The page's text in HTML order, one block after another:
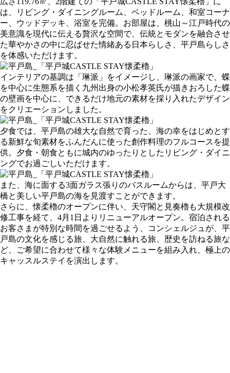
は、リビング・ダイニングルーム、ベッドルーム、和室コーナ
ー、ウッドデッキ、浴室を完備。お部屋は、桃山～江戸時代の
美意識を現代に伝える贅沢な空間で、伝統とモダンを融合させ
た華やかさの中に忍ばせた情緒ある日本らしさ、平戸島らしさ
を体感いただけます。
インテリアの基調は「琳派」をイメージし、琳派の画家で、蝶
を中心に生態系を描く九州出身の小松孝英氏が描きおろした蝶
の壁画を中心に、できるだけ地元の素材を採り入れたデザイン
をクリエーションしました。
夕食では、平戸島の雄大な自然で育った、海の幸をはじめとす
る新鮮な旬素材をふんだんに使った創作料理のフルコースを提
供。夕食・朝食ともに城内のゆったりとしたリビング・ダイニ
ングでお過ごしいただけます。
また、海に面する3面ガラス張りのバスルームからは、平戸大
橋と美しい平戸島の海を見渡すことができます。
さらに、懐柔櫓のオープンに伴い、天守閣と見奏櫓も大規模改
修工事を経て、4月1日よりリニューアルオープン。宿泊される
お客さまが特別な時間を過ごせるよう、コンシェルジュが、平
戸島の文化を感じる旅、大自然に触れる旅、歴史を訪ねる旅な
ど、ご希望に合わせて様々な体験メニューを組み入れ、極上の
キャッスルステイを演出します。